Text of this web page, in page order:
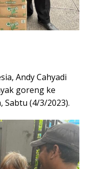
Andy Cahyadi
goreng ke
(4/3/2023).